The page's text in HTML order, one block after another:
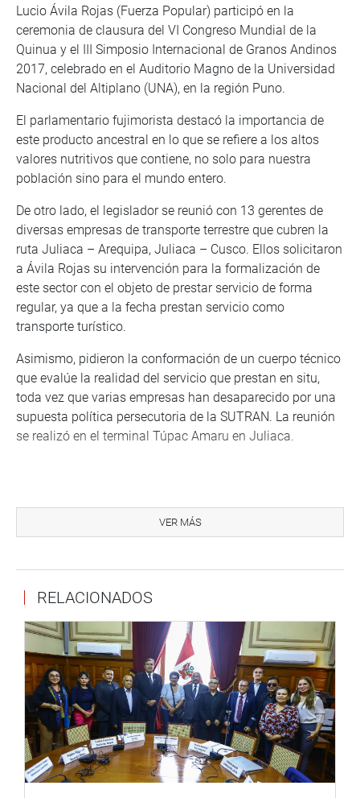
Lucio Ávila Rojas (Fuerza Popular) participó en la
ceremonia de clausura del VI Congreso Mundial de la
Quinua y el III Simposio Internacional de Granos Andinos
2017, celebrado en el Auditorio Magno de la Universidad
Nacional del Altiplano (UNA), en la región Puno.
El parlamentario fujimorista destacó la importancia de
este producto ancestral en lo que se refiere a los altos
valores nutritivos que contiene, no solo para nuestra
población sino para el mundo entero.
De otro lado, el legislador se reunió con 13 gerentes de
diversas empresas de transporte terrestre que cubren la
ruta Juliaca – Arequipa, Juliaca – Cusco. Ellos solicitaron
a Ávila Rojas su intervención para la formalización de
este sector con el objeto de prestar servicio de forma
regular, ya que a la fecha prestan servicio como
transporte turístico.
Asimismo, pidieron la conformación de un cuerpo técnico
que evalúe la realidad del servicio que prestan en situ,
toda vez que varias empresas han desaparecido por una
supuesta política persecutoria de la SUTRAN. La reunión
se realizó en el terminal Túpac Amaru en Juliaca.
VER MÁS
RELACIONADOS